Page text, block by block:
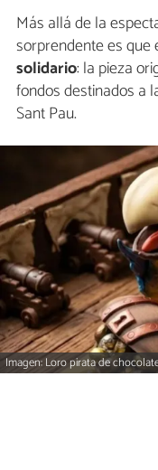
Más allá de la
sorprendente es que
solidario: la pieza
fondos destinados a
Sant Pau.
Imagen: Loro pirata de